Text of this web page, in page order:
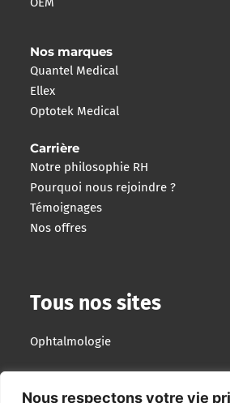
Nous respectons votre vie
Nos marques
Quantel Medical
Ellex
Optotek Medical
Carrière
Notre philosophie RH
Pourquoi nous rejoindre ?
Témoignages
Nos offres
Tous nos sites
Ophtalmologie